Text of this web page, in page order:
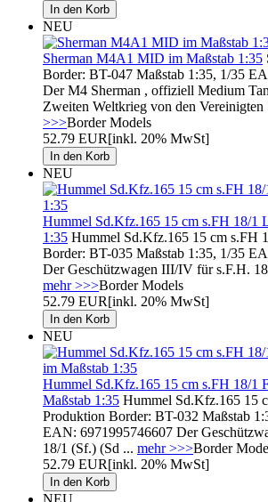
NEU
Sherman M4A1 MID im Maßstab 1:35
Border: BT-047 Maßstab 1:35, 1/35
Der M4 Sherman , offiziell Medium
Zweiten Weltkrieg von den Vereinigten
>>>Border Models
52.79 EUR[inkl. 20% MwSt]
NEU
Hummel Sd.Kfz.165 15 cm s.FH 18/1
1:35 Hummel Sd.Kfz.165 15 cm s.FH
Border: BT-035 Maßstab 1:35, 1/35
Der Geschützwagen III/IV für s.F.H.
mehr >>>Border Models
52.79 EUR[inkl. 20% MwSt]
NEU
Hummel Sd.Kfz.165 15 cm s.FH 18/1
Maßstab 1:35 Hummel Sd.Kfz.165 15
Produktion Border: BT-032 Maßstab
EAN: 6971995746607 Der
18/1 (Sf.) (Sd ... mehr >>>Border
52.79 EUR[inkl. 20% MwSt]
NEU